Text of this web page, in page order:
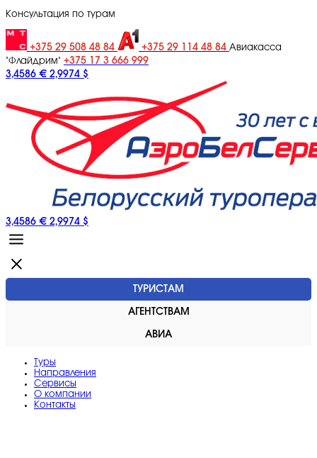
Консультация по турам
+375 29 508 48 84 +375 29 114 48 84 Авиакасса
"Флайдрим" +375 17 3 666 999
3,4586 € 2,9974 $
3,4586 € 2,9974 $
ТУРИСТАМ
АГЕНТСТВАМ
АВИА
Туры
Направления
Сервисы
O компании
Контакты